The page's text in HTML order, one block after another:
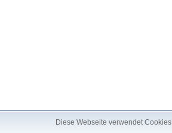
Diese Webseite verwendet Cookies